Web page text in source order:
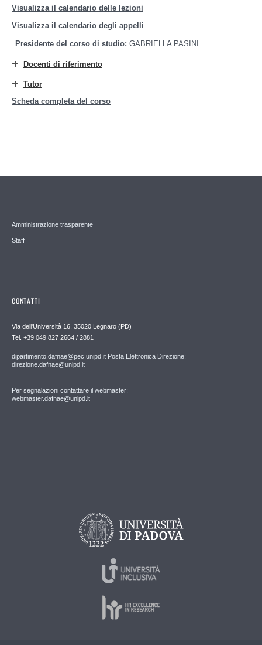
Visualizza il calendario delle lezioni
Visualizza il calendario degli appelli
Presidente del corso di studio: GABRIELLA PASINI
Docenti di riferimento
Tutor
Scheda completa del corso
Amministrazione trasparente
Staff
CONTATTI
Via dell'Università 16, 35020 Legnaro (PD)
Tel. +39 049 827 2664 / 2881
dipartimento.dafnae@pec.unipd.it Posta Elettronica Direzione:
direzione.dafnae@unipd.it
Per segnalazioni contattare il webmaster:
webmaster.dafnae@unipd.it